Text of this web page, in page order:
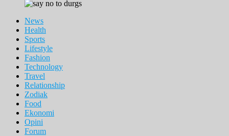
News
Health
Sports
Lifestyle
Fashion
Technology
Travel
Relationship
Zodiak
Food
Ekonomi
Opini
Forum